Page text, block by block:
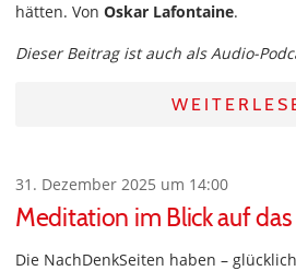
hätten. Von Oskar Lafontaine.
Dieser Beitrag ist auch als Audio-
31. Dezember 2025 um 14:00
Meditation im Blick auf das
Die NachDenkSeiten haben –